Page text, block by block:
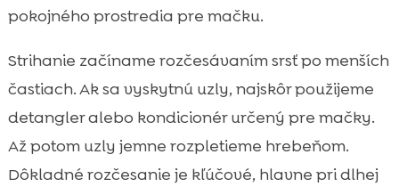
pokojného prostredia pre mačku.
Strihanie začíname rozčesávaním srsť po menších
častiach. Ak sa vyskytnú uzly, najskôr použijeme
detangler alebo kondicionér určený pre mačky.
Až potom uzly jemne rozpletieme hrebeňom.
Dôkladné rozčesanie je kľúčové, hlavne pri dlhej